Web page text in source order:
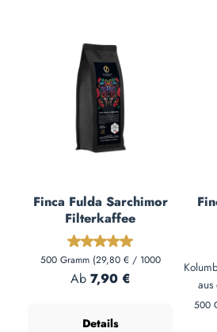
Finca Fulda Sarchimor
Filterkaffee
Durchschnittliche
500 Gramm (29,80 € / 1000
Gramm)
Regulärer Preis:
Ab 7,90 €
Details
500